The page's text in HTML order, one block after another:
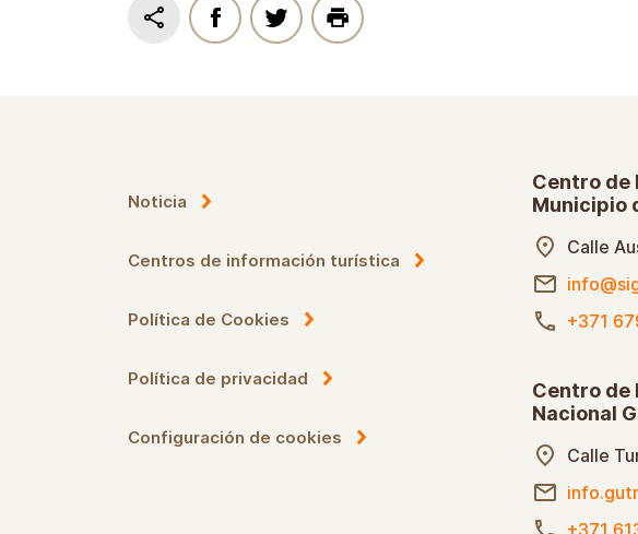
Noticia
Centros de información turística
Política de Cookies
Política de privacidad
Centro de
Municipio
Calle
+371
Centro de
Nacional
Calle